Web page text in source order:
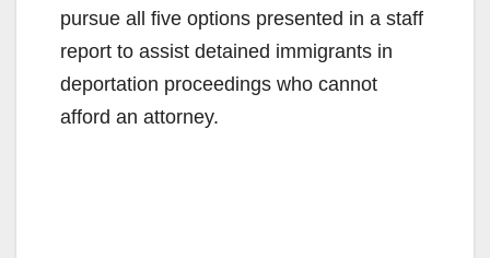
pursue all five options presented in a staff
report to assist detained immigrants in
deportation proceedings who cannot
afford an attorney.